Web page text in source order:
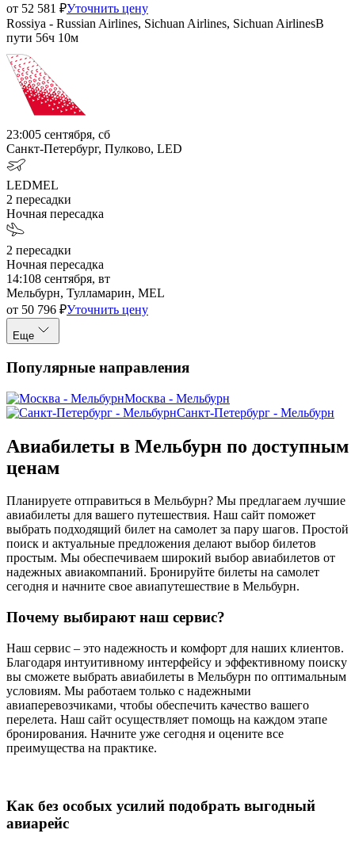
от 52 581 ₽Уточнить цену
Rossiya - Russian Airlines, Sichuan Airlines, Sichuan AirlinesВ
пути 56ч 10м
23:005 сентября, сб
Санкт-Петербург, Пулково, LED
LEDMEL
2 пересадки
Ночная пересадка
2 пересадки
Ночная пересадка
14:108 сентября, вт
Мельбурн, Тулламарин, MEL
от 50 796 ₽Уточнить цену
Еще
Популярные направления
Москва - Мельбурн
Санкт-Петербург - Мельбурн
Авиабилеты в Мельбурн по доступным
ценам
Планируете отправиться в Мельбурн? Мы предлагаем лучшие
авиабилеты для вашего путешествия. Наш сайт поможет
выбрать подходящий билет на самолет за пару шагов. Простой
поиск и актуальные предложения делают выбор билетов
простым. Мы обеспечиваем широкий выбор авиабилетов от
надежных авиакомпаний. Бронируйте билеты на самолет
сегодня и начните свое авиапутешествие в Мельбурн.
Почему выбирают наш сервис?
Наш сервис – это надежность и комфорт для наших клиентов.
Благодаря интуитивному интерфейсу и эффективному поиску
вы сможете выбрать авиабилеты в Мельбурн по оптимальным
условиям. Мы работаем только с надежными
авиаперевозчиками, чтобы обеспечить качество вашего
перелета. Наш сайт осуществляет помощь на каждом этапе
бронирования. Начните уже сегодня и оцените все
преимущества на практике.
Как без особых усилий подобрать выгодный
авиарейс